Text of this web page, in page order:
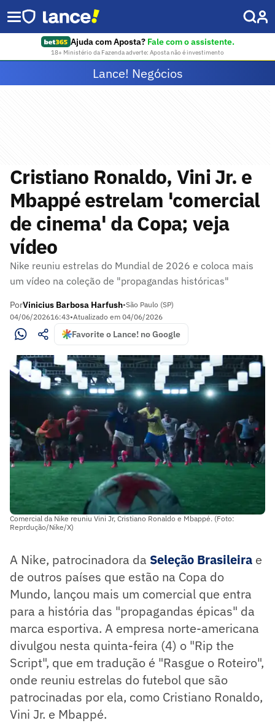
Ajuda com Aposta? Fale com o assistente.
18+ Ministério da Fazenda adverte: Aposta não é investimento
Lance! Negócios
Cristiano Ronaldo, Vini Jr. e
Mbappé estrelam 'comercial
de cinema' da Copa; veja
vídeo
Nike reuniu estrelas do Mundial de 2026 e coloca mais
um vídeo na coleção de "propagandas históricas"
PorVinicius Barbosa Harfush•São Paulo (SP)
04/06/202616:43•Atualizado em 04/06/2026
Favorite o Lance! no Google
Comercial da Nike reuniu Vini Jr, Cristiano Ronaldo e Mbappé. (Foto:
Reprdução/Nike/X)
A Nike, patrocinadora da Seleção Brasileira e
de outros países que estão na Copa do
Mundo, lançou mais um comercial que entra
para a história das "propagandas épicas" da
marca esportiva. A empresa norte-americana
divulgou nesta quinta-feira (4) o "Rip the
Script", que em tradução é "Rasgue o Roteiro",
onde reuniu estrelas do futebol que são
patrocinadas por ela, como Cristiano Ronaldo,
Vini Jr. e Mbappé.